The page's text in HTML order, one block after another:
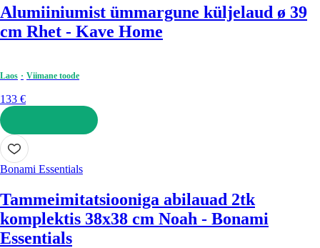
Alumiiniumist ümmargune küljelaud ø 39
cm Rhet - Kave Home
Laos Viimane toode
133 €
LISA OSTUKORVI
Bonami Essentials
Tammeimitatsiooniga abilauad 2tk
komplektis 38x38 cm Noah - Bonami
Essentials